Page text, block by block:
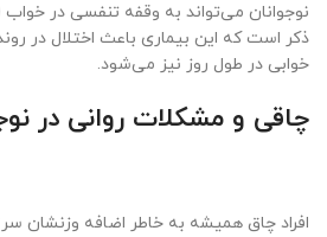
نوجوانان می‌تواند به وقفه تنفسی در خواب
ذکر است که این بیماری باعث اختلال در
خوابی در طول روز نیز می‌شود.
چاقی و مشکلات روانی در
افراد چاق همیشه به خاطر اضافه